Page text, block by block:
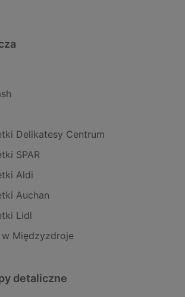
Delikatesy Centrum
SPAR
Aldi
Auchan
Lidl
Międzyzdroje
detaliczne